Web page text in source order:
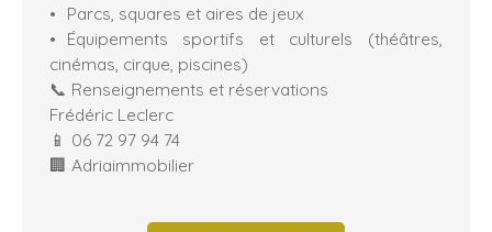
Parcs, squares et aires de jeux
Équipements sportifs et culturels (théâtres,
cinémas, cirque, piscines)
📞 Renseignements et réservations
Frédéric Leclerc
📱 06 72 97 94 74
🏢 Adriaimmobilier